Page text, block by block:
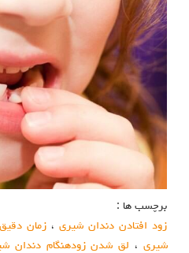
برچسب ها :
زود افتادن دندان شیری، زمان
شیری ، لق شدن زودهنگام دندان